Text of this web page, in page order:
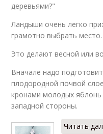
деревьями?"
Ландыши очень легко
грамотно выбрать место.
Это делают весной или
Вначале надо
плодородной почвой
кронами молодых яблонь
западной стороны.
Читать